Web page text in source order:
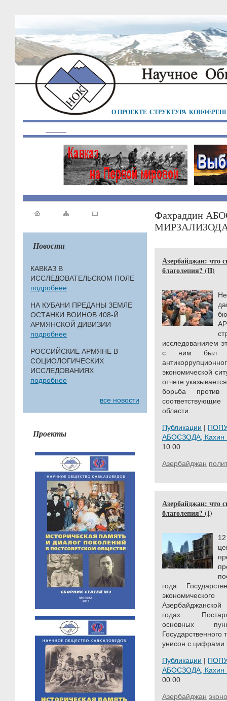
О ПРОЕКТЕ СТРУКТУРА
Новости
КАВКАЗ В
ИССЛЕДОВАТЕЛЬСКОМ ПОЛЕ
подробнее
НА КУБАНИ ПРЕДАНЫ ЗЕМЛЕ
ОСТАНКИ ВОИНОВ 408-Й
АРМЯНСКОЙ ДИВИЗИИ
подробнее
РОССИЙСКИЕ АРМЯНЕ В
СОЦИОЛОГИЧЕСКИХ
ИССЛЕДОВАНИЯХ
подробнее
все новости
Проекты
Фахраддин
Азербайджан: что
благолепия? (II)
исследованияем
с ним был
экономической
отчете
борьба против
области...
Публикации |
АБОСЗОДА,
10:00
Азербайджан
Азербайджан: что
благолепия? (I)
года
годах...
основных
Государственного
унисон с цифрами
Публикации |
АБОСЗОДА,
00:00
Азербайджан